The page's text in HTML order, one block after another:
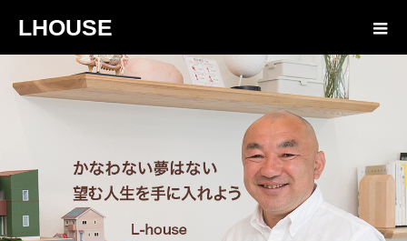
LHOUSE